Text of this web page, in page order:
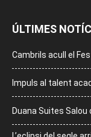
ÚLTIMES
Cambrils acull el
Impuls al talent
Duana Suites